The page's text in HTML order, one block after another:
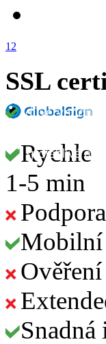
1 2
SSL
Rychle
1-5 min
Mobilní
Snadná